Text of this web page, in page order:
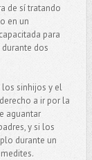
de sí tratando
en un
para
dos
los sinhijos y el
a ir por la
aguantar
y si los
durante un